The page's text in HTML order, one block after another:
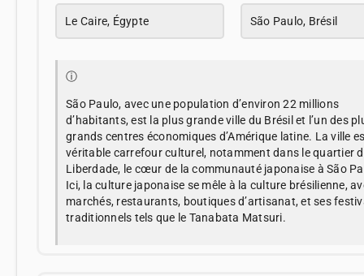
Le Caire, Égypte São Paulo, Brésil
ⓘ
São Paulo, avec une population d’environ 22 millions
d’habitants, est la plus grande ville du Brésil et l’un des
grands centres économiques d’Amérique latine. La ville
véritable carrefour culturel, notamment dans le quartier
Liberdade, le cœur de la communauté japonaise à São
Ici, la culture japonaise se mêle à la culture brésilienne,
marchés, restaurants, boutiques d’artisanat, et ses
traditionnels tels que le Tanabata Matsuri.